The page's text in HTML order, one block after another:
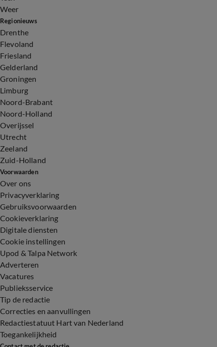
Weer
Regionieuws
Drenthe
Flevoland
Friesland
Gelderland
Groningen
Limburg
Noord-Brabant
Noord-Holland
Overijssel
Utrecht
Zeeland
Zuid-Holland
Voorwaarden
Over ons
Privacyverklaring
Gebruiksvoorwaarden
Cookieverklaring
Digitale diensten
Cookie instellingen
Upod & Talpa Network
Adverteren
Vacatures
Publieksservice
Tip de redactie
Correcties en aanvullingen
Redactiestatuut Hart van Nederland
Toegankelijkheid